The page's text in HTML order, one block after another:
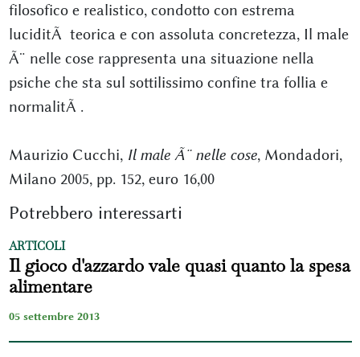
filosofico e realistico, condotto con estrema
luciditÃ teorica e con assoluta concretezza, Il male
Ã¨ nelle cose rappresenta una situazione nella
psiche che sta sul sottilissimo confine tra follia e
normalitÃ .
Maurizio Cucchi, Il male Ã¨ nelle cose, Mondadori,
Milano 2005, pp. 152, euro 16,00
Potrebbero interessarti
ARTICOLI
Il gioco d'azzardo vale quasi quanto la spesa
alimentare
05 settembre 2013